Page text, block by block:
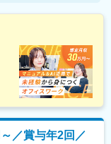
／賞与年2回／